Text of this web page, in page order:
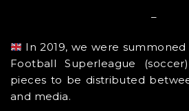
–
In 2019, we were
Football Superleague
pieces to be distributed
and media.